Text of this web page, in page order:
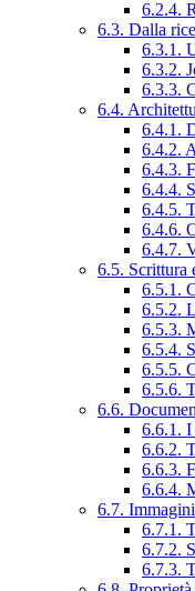
6.2.4.
6.3. Dalla
6.3.1.
6.3.2.
6.3.3.
6.4.
6.4.1.
6.4.2.
6.4.3.
6.4.4.
6.4.5.
6.4.6.
6.4.7.
6.5. Scrittura
6.5.1.
6.5.2.
6.5.3.
6.5.4.
6.5.5.
6.5.6.
6.6.
6.6.1. I
6.6.2.
6.6.3.
6.6.4.
6.7.
6.7.1.
6.7.2.
6.7.3.